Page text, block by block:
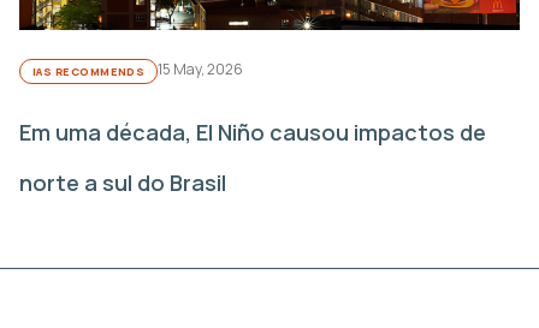
IAS RECOMMENDS 15 May, 2026
Em uma década, El Niño causou impactos de
norte a sul do Brasil